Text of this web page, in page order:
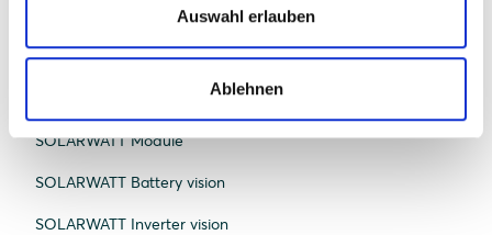
Auswahl erlauben
Ablehnen
Produkte
SOLARWATT Module
SOLARWATT Battery vision
SOLARWATT Inverter vision